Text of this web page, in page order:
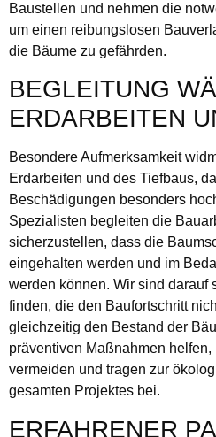
Baustellen und nehmen die
um einen reibungslosen
die Bäume zu gefährden.
BEGLEITUNG
ERDARBEITEN
Besondere Aufmerksamkeit
Erdarbeiten und des Tiefbaus,
Beschädigungen besonders
Spezialisten begleiten die
sicherzustellen, dass die
eingehalten werden und im
werden können. Wir sind darauf
finden, die den Baufortschritt
gleichzeitig den Bestand der
präventiven Maßnahmen
vermeiden und tragen zur
gesamten Projektes bei.
ERFAHRENER